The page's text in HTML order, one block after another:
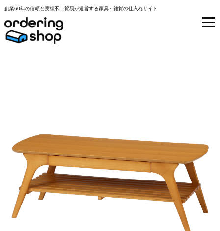
創業60年の信頼と実績不二貿易が運営する家具・雑貨の仕入れサイト